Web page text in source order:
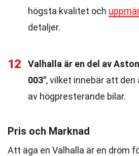
högsta kvalitet och
detaljer.
12
Valhalla är en del av
003", vilket innebär att den
av högpresterande bilar.
Pris och Marknad
Att äga en Valhalla är en dröm